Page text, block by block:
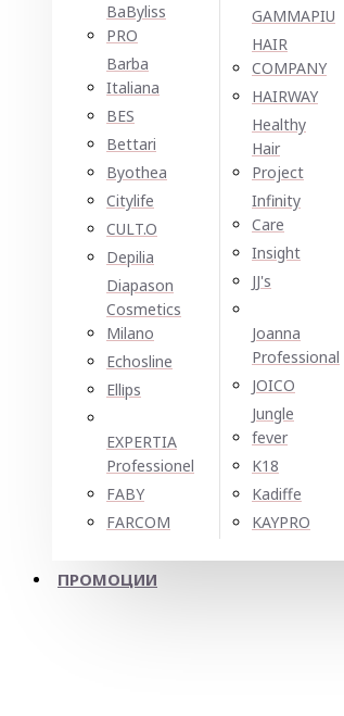
BaByliss
PRO
Barba
Italiana
BES
Bettari
Byothea
Citylife
CULT.O
Depilia
Diapason
Cosmetics
Milano
Echosline
Ellірѕ
EXPERTIA
Professionel
FABY
FARCOM
GAMMAPIU
HAIR
COMPANY
HAIRWAY
Healthy
Hair
Project
Infinity
Care
Insight
JJ's
Joanna
Professional
JOICO
Jungle
fever
K18
Kadiffe
KAYPRO
ПРОМОЦИИ